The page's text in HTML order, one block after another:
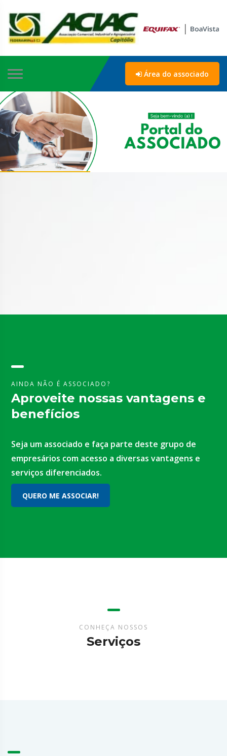
Área do associado
AINDA NÃO É ASSOCIADO?
Aproveite nossas vantagens e
benefícios
Seja um associado e faça parte deste grupo de
empresários com acesso a diversas vantagens e
serviços diferenciados.
QUERO ME ASSOCIAR!
CONHEÇA NOSSOS
Serviços